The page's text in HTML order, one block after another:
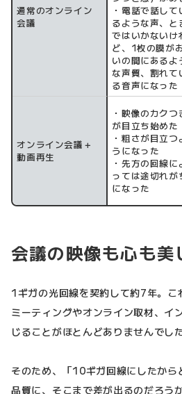
通常のオンライン
会議
・電話で話して
るような声、と
ではいかないけ
ど、1枚の膜が
いの間にあるよ
な声質、割れて
る音声になった
オンライン会議＋
動画再生
・映像のカクつ
が目立ち始めた
・粗さが目立つ
うになった
・先方の回線に
っては途切れが
になった
会議の映像も心も美
1ギガの光回線を契約して約7年。こ
ミーティングやオンライン取材、イ
じることがほとんどありませんでした
そのため、「10ギガ回線にしたから
品質に、そこまで差が出るのだろう